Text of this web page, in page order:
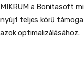
MIKRUM a Bonitasoft
nyújt teljes körű
azok optimalizálásához.